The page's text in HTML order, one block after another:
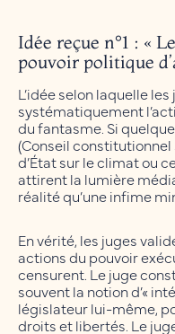
Idée reçue n°1 : «
pouvoir politique
L’idée selon laquelle
systématiquement
du fantasme. Si
(Conseil
d’État sur le climat ou
attirent la lumière
réalité qu’une infime
En vérité, les juges
actions du pouvoir
censurent. Le juge
souvent la notion d’«
législateur lui-même,
droits et libertés. Le